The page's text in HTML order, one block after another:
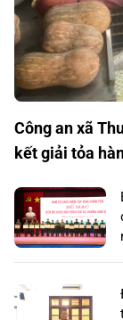
Công an xã
kết giải tỏa